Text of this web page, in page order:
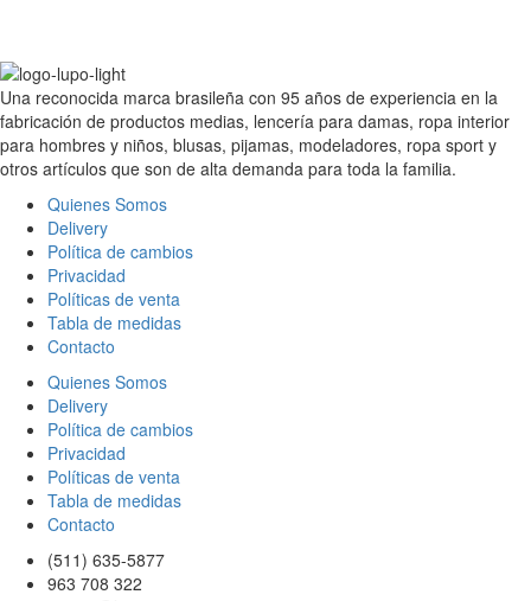
Una reconocida marca brasileña con 95 años de experiencia en la
fabricación de productos medias, lencería para damas, ropa interior
para hombres y niños, blusas, pijamas, modeladores, ropa sport y
otros artículos que son de alta demanda para toda la familia.
Quienes Somos
Delivery
Política de cambios
Privacidad
Políticas de venta
Tabla de medidas
Contacto
Quienes Somos
Delivery
Política de cambios
Privacidad
Políticas de venta
Tabla de medidas
Contacto
(511) 635-5877
963 708 322